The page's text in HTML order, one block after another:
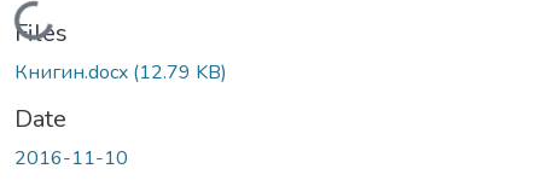
Loading...
Files
Книгин.docx (12.79 KB)
Date
2016-11-10